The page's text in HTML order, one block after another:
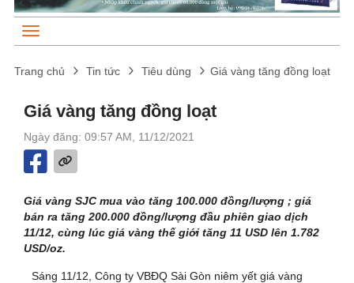
Trang chủ Tin tức Tiêu dùng Giá vàng tăng đồng loạt
Giá vàng tăng đồng loạt
Ngày đăng: 09:57 AM, 11/12/2021
Giá vàng SJC mua vào tăng 100.000 đồng/lượng ; giá
bán ra tăng 200.000 đồng/lượng đầu phiên giao dịch
11/12, cùng lúc giá vàng thế giới tăng 11 USD lên 1.782
USD/oz.
Sáng 11/12, Công ty VBĐQ Sài Gòn niêm yết giá vàng